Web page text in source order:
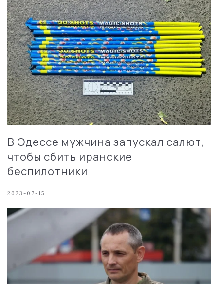
В Одессе мужчина запускал салют,
чтобы сбить иранские
беспилотники
2023-07-15